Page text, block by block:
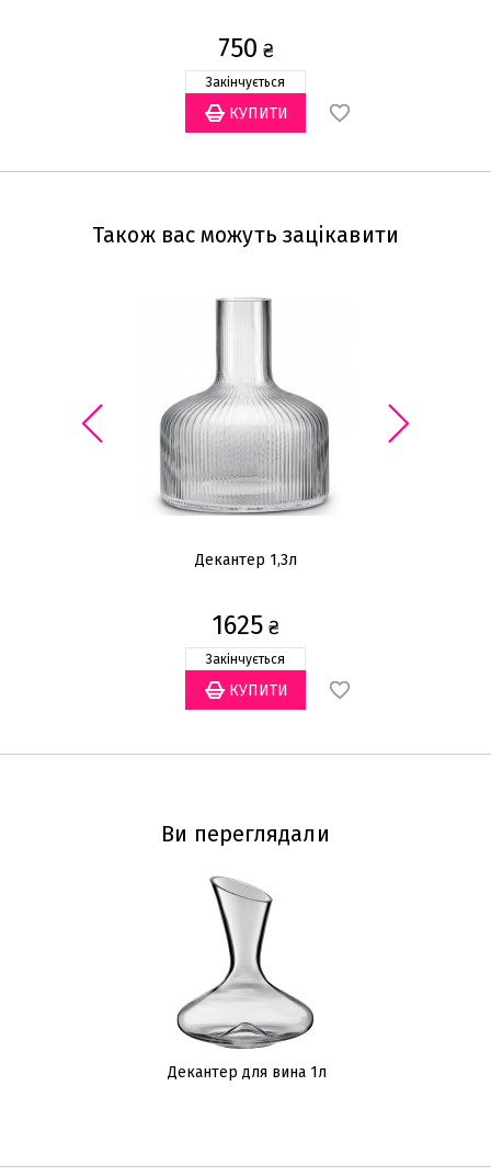
750 ₴
Закінчується
Також вас можуть зацікавити
Декантер 1,3л
1625 ₴
Закінчується
Ви переглядали
Декантер для вина 1л